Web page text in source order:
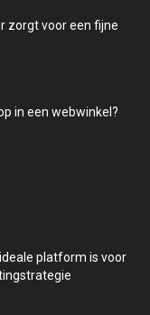
zorgt voor een fijne
in een webwinkel?
platform is voor